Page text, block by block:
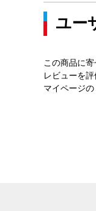
ユー
この商品に
レビューを
マイページの